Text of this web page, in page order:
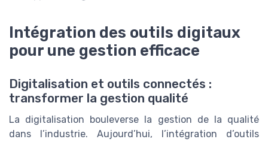
Intégration des outils digitaux
pour une gestion efficace
Digitalisation et outils connectés :
transformer la gestion qualité
La digitalisation bouleverse la gestion de la qualité
dans l’industrie. Aujourd’hui, l’intégration d’outils